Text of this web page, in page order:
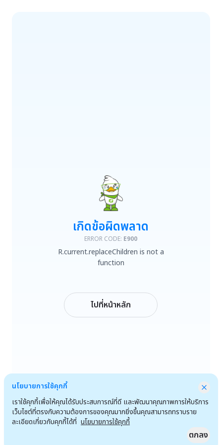
R.current.replaceChildren is not a function
เกิดข้อผิดพลาด
ERROR CODE: E900
R.current.replaceChildren is not a
function
ไปที่หน้าหลัก
นโยบายการใช้คุกกี้
เราใช้คุกกี้เพื่อให้คุณได้รับประสบการณ์ที่ดี และพัฒนาคุณภาพการให้บริการ
เว็บไซต์ที่ตรงกับความต้องการของคุณมากยิ่งขึ้นคุณสามารถทราบราย
ละเอียดเกี่ยวกับคุกกี้ได้ที่ นโยบายการใช้คุกกี้
ตกลง